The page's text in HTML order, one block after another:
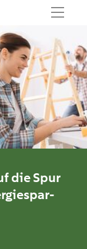
die Spur